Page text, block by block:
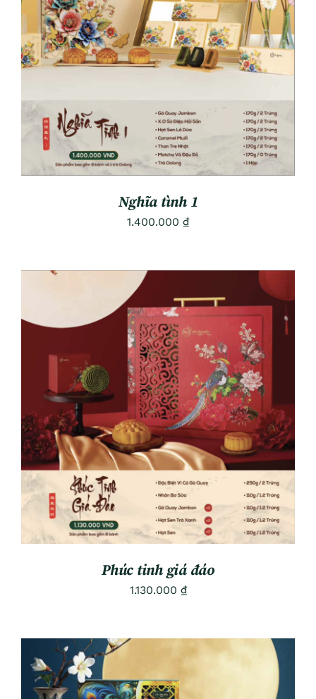
ADD TO CART
/
DETAILS
Nghĩa tình 1
1.400.000 ₫
ADD TO CART
/
DETAILS
Phúc tinh giá đáo
1.130.000 ₫